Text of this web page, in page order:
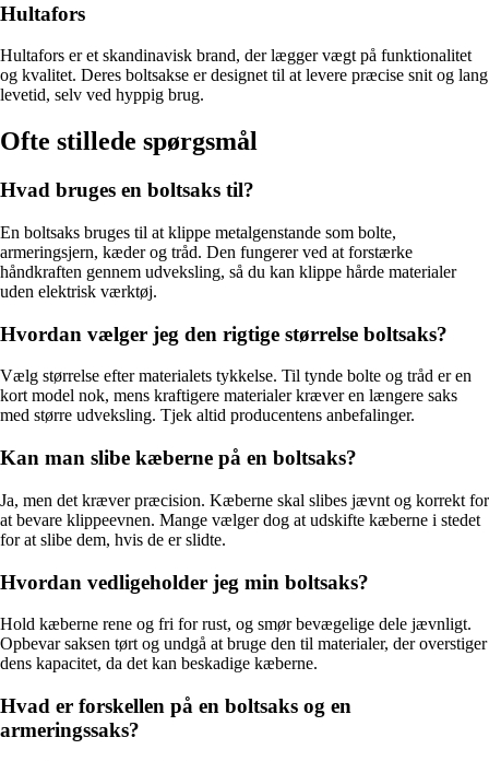
Hultafors
Hultafors er et skandinavisk brand, der lægger vægt på funktionalitet
og kvalitet. Deres boltsakse er designet til at levere præcise snit og lang
levetid, selv ved hyppig brug.
Ofte stillede spørgsmål
Hvad bruges en boltsaks til?
En boltsaks bruges til at klippe metalgenstande som bolte,
armeringsjern, kæder og tråd. Den fungerer ved at forstærke
håndkraften gennem udveksling, så du kan klippe hårde materialer
uden elektrisk værktøj.
Hvordan vælger jeg den rigtige størrelse boltsaks?
Vælg størrelse efter materialets tykkelse. Til tynde bolte og tråd er en
kort model nok, mens kraftigere materialer kræver en længere saks
med større udveksling. Tjek altid producentens anbefalinger.
Kan man slibe kæberne på en boltsaks?
Ja, men det kræver præcision. Kæberne skal slibes jævnt og korrekt for
at bevare klippeevnen. Mange vælger dog at udskifte kæberne i stedet
for at slibe dem, hvis de er slidte.
Hvordan vedligeholder jeg min boltsaks?
Hold kæberne rene og fri for rust, og smør bevægelige dele jævnligt.
Opbevar saksen tørt og undgå at bruge den til materialer, der overstiger
dens kapacitet, da det kan beskadige kæberne.
Hvad er forskellen på en boltsaks og en
armeringssaks?